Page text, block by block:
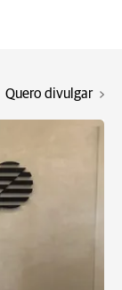
Quero divulgar